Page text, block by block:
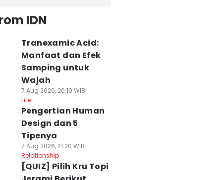
IDN
Tranexamic Acid:
Manfaat dan Efek
Samping untuk
Wajah
7 Aug 2026, 20:10 WIB
Life
Pengertian Human
Design dan 5
Tipenya
7 Aug 2026, 21:20 WIB
Relationship
[QUIZ] Pilih Kru Topi